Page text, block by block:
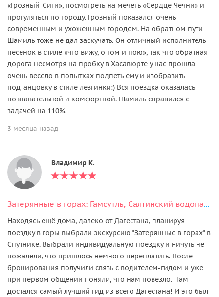
«Грозный-Сити», посмотреть на мечеть «Сердце Чечни» и
прогуляться по городу. Грозный показался очень
современным и ухоженным городом. На обратном пути
Шамиль тоже не дал заскучать. Он отличный исполнитель
песенок в стиле «что вижу, о том и пою», так что обратная
дорога несмотря на пробку в Хасавюрте у нас прошла
очень весело в попытках подпеть ему и изобразить
подтанцовку в стиле лезгинки:) Вся поездка оказалась
познавательной и комфортной. Шамиль справился с
задачей на 110%.
3 месяца назад
Владимир К.
Затерянные в горах: Гамсутль, Салтинский водопад, Чохские террасы
Находясь ещё дома, далеко от Дагестана, планируя
поездку в горы выбрали экскурсию "Затерянные в горах" в
Спутнике. Выбрали индивидуальную поездку и ничуть не
пожалели, что пришлось немного переплатить. После
бронирования получили связь с водителем-гидом и уже
при первом общении поняли, что нам повезло. Нам
достался самый лучший гид из всего Дагестана! И это был